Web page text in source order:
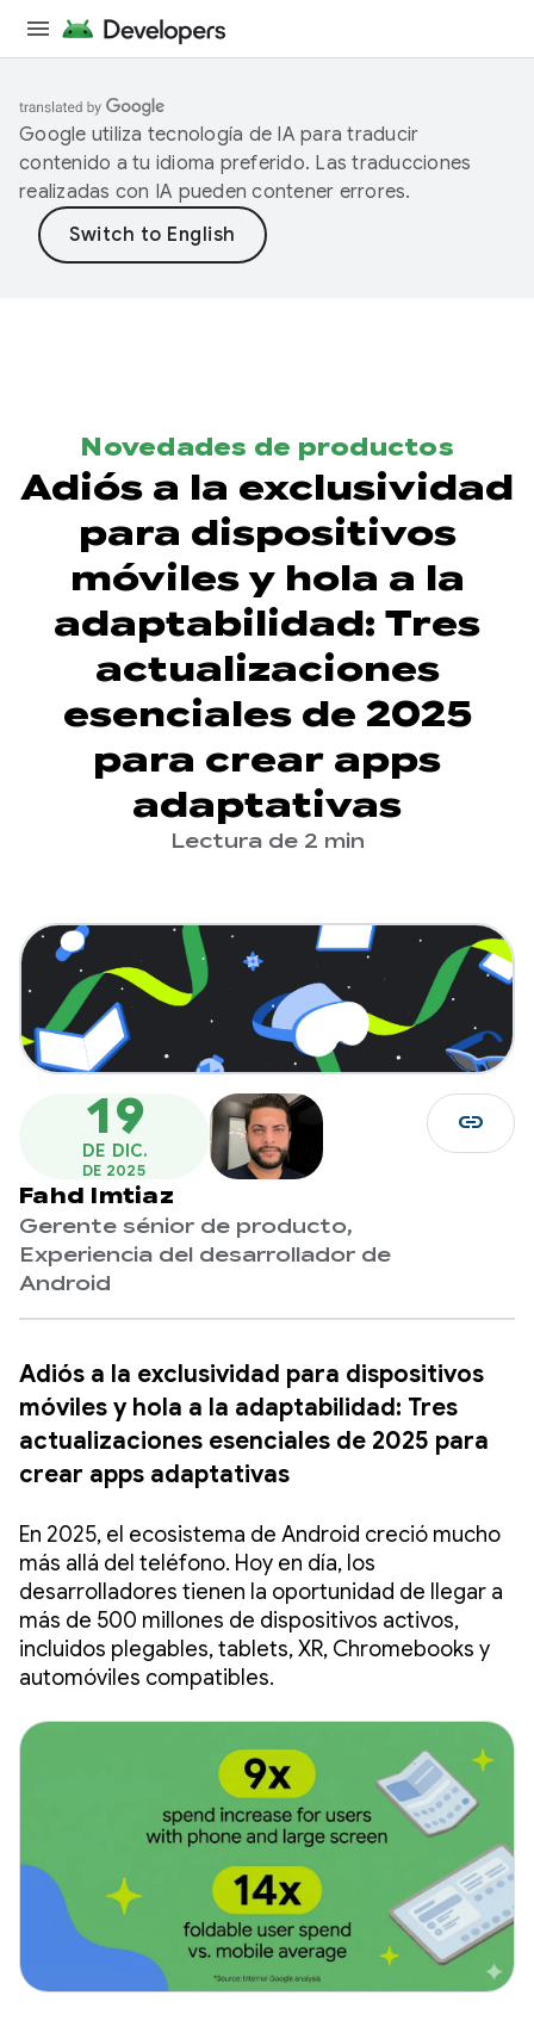
Google utiliza tecnología de IA para traducir
contenido a tu idioma preferido. Las traducciones
realizadas con IA pueden contener errores.
Novedades de productos
Adiós a la exclusividad
para dispositivos
móviles y hola a la
adaptabilidad: Tres
actualizaciones
esenciales de 2025
para crear apps
adaptativas
Lectura de 2 min
19
DE DIC.
DE 2025
Fahd Imtiaz
Gerente sénior de producto,
Experiencia del desarrollador de
Android
link
Adiós a la exclusividad para dispositivos
móviles y hola a la adaptabilidad: Tres
actualizaciones esenciales de 2025 para
crear apps adaptativas
En 2025, el ecosistema de Android creció mucho
más allá del teléfono. Hoy en día, los
desarrolladores tienen la oportunidad de llegar a
más de 500 millones de dispositivos activos,
incluidos plegables, tablets, XR, Chromebooks y
automóviles compatibles.